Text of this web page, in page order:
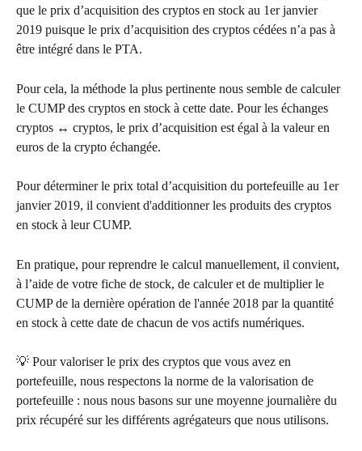
que le prix d’acquisition des cryptos en stock au 1er janvier
2019 puisque le prix d’acquisition des cryptos cédées n’a pas à
être intégré dans le PTA.
Pour cela, la méthode la plus pertinente nous semble de calculer
le CUMP des cryptos en stock à cette date. Pour les échanges
cryptos ↔️ cryptos, le prix d’acquisition est égal à la valeur en
euros de la crypto échangée.
Pour déterminer le prix total d’acquisition du portefeuille au 1er
janvier 2019, il convient d'additionner les produits des cryptos
en stock à leur CUMP.
En pratique, pour reprendre le calcul manuellement, il convient,
à l’aide de votre fiche de stock, de calculer et de multiplier le
CUMP de la dernière opération de l'année 2018 par la quantité
en stock à cette date de chacun de vos actifs numériques.
💡 Pour valoriser le prix des cryptos que vous avez en
portefeuille, nous respectons la norme de la valorisation de
portefeuille : nous nous basons sur une moyenne journalière du
prix récupéré sur les différents agrégateurs que nous utilisons.